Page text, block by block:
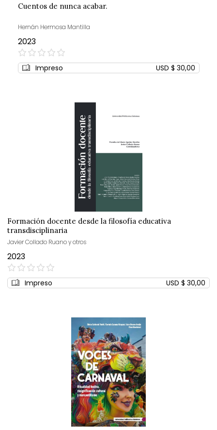
Cuentos de nunca acabar.
Hernán Hermosa Mantilla
2023
0%
Impreso USD $ 30,00
Formación docente desde la filosofía educativa
transdisciplinaria
Javier Collado Ruano y otros
2023
0%
Impreso USD $ 30,00